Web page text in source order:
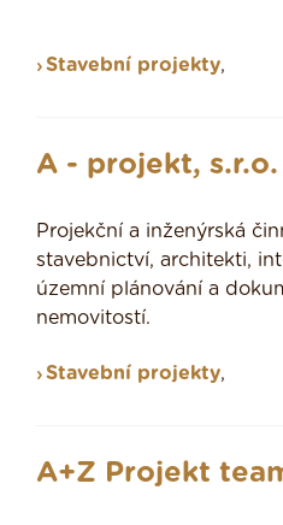
Stavební projekty,
A - projekt, s.r.o.
Projekční a inženýrská
stavebnictví, architekti,
územní plánování a
nemovitostí.
Stavební projekty,
A+Z Projekt